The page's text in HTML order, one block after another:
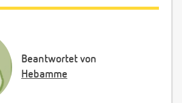
Beantwortet von
Hebamme